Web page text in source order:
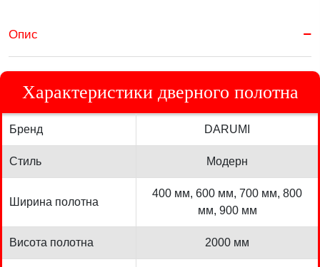
Опис
Характеристики дверного полотна
Бренд DARUMI
Стиль Модерн
Ширина полотна
400 мм, 600 мм, 700 мм, 800
мм, 900 мм
Висота полотна 2000 мм